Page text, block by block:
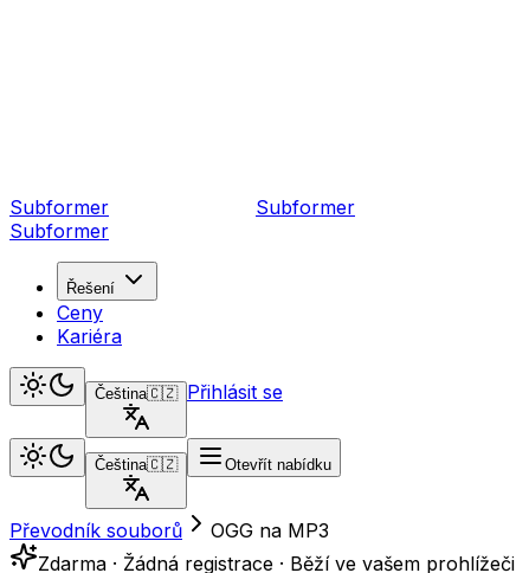
Subformer Subformer
Subformer
Řešení
Ceny
Kariéra
Čeština🇨🇿 Přihlásit se
Čeština🇨🇿 Otevřít nabídku
Převodník souborů
OGG na MP3
Zdarma · Žádná registrace · Běží ve vašem prohlížeči